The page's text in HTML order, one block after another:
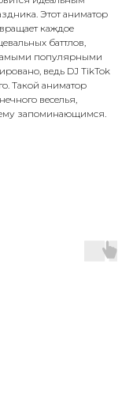
Этот аниматор
каждое
баттлов,
популярными
ведь DJ TikTok
Такой аниматор
веселья,
запоминающимся.